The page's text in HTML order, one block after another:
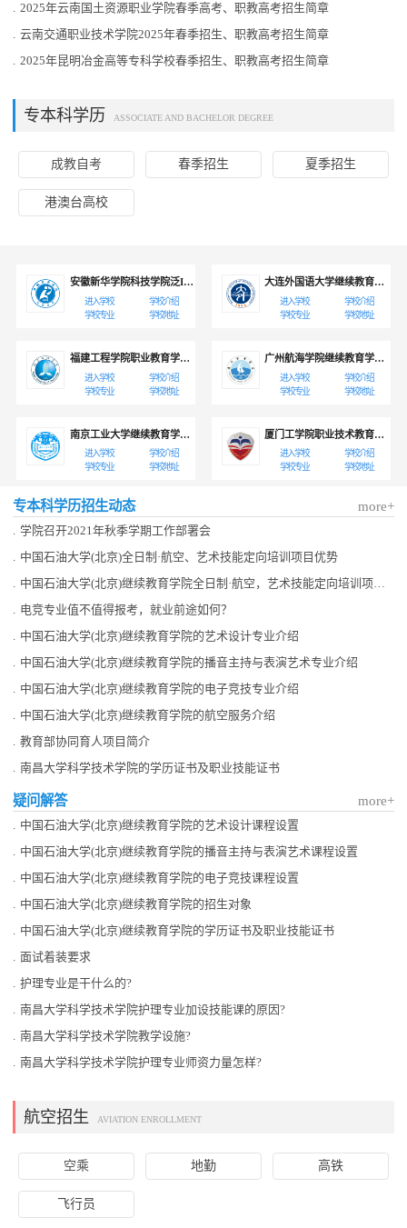
. 2025年云南国土资源职业学院春季高考、职教高考招生简章
. 云南交通职业技术学院2025年春季招生、职教高考招生简章
. 2025年昆明冶金高等专科学校春季招生、职教高考招生简章
专本科学历 ASSOCIATE AND BACHELOR DEGREE
成教自考 春季招生 夏季招生
港澳台高校
安徽新华学院科技学院泛IT职业教育校企联合培养
进入学校
学校介绍
学校专业
学校地址
大连外国语大学继续教育学院应用本科就业班/考研班
进入学校
学校介绍
学校专业
学校地址
福建工程学院职业教育学院职业技能培养
进入学校
学校介绍
学校专业
学校地址
广州航海学院继续教育学院本科双证班
进入学校
学校介绍
学校专业
学校地址
南京工业大学继续教育学院教育部协同育人职业教育项目
进入学校
学校介绍
学校专业
学校地址
厦门工学院职业技术教育学院
进入学校
学校介绍
学校专业
学校地址
专本科学历招生动态 more+
. 学院召开2021年秋季学期工作部署会
. 中国石油大学(北京)全日制·航空、艺术技能定向培训项目优势
. 中国石油大学(北京)继续教育学院全日制·航空，艺术技能定向培训项目介绍
. 电竞专业值不值得报考，就业前途如何？
. 中国石油大学(北京)继续教育学院的艺术设计专业介绍
. 中国石油大学(北京)继续教育学院的播音主持与表演艺术专业介绍
. 中国石油大学(北京)继续教育学院的电子竞技专业介绍
. 中国石油大学(北京)继续教育学院的航空服务介绍
. 教育部协同育人项目简介
. 南昌大学科学技术学院的学历证书及职业技能证书
疑问解答 more+
. 中国石油大学(北京)继续教育学院的艺术设计课程设置
. 中国石油大学(北京)继续教育学院的播音主持与表演艺术课程设置
. 中国石油大学(北京)继续教育学院的电子竞技课程设置
. 中国石油大学(北京)继续教育学院的招生对象
. 中国石油大学(北京)继续教育学院的学历证书及职业技能证书
. 面试着装要求
. 护理专业是干什么的?
. 南昌大学科学技术学院护理专业加设技能课的原因?
. 南昌大学科学技术学院教学设施?
. 南昌大学科学技术学院护理专业师资力量怎样?
航空招生 AVIATION ENROLLMENT
空乘 地勤 高铁
飞行员